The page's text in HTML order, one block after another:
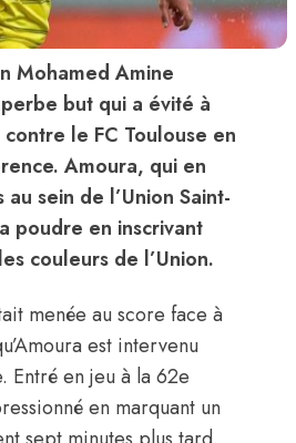
Mohamed Amine
but qui a évité à
le FC Toulouse en
Amoura, qui en
sein de l’Union Saint-
poudre en inscrivant
couleurs de l’Union.
menée au score face à
est intervenu
en jeu à la 62e
en marquant un